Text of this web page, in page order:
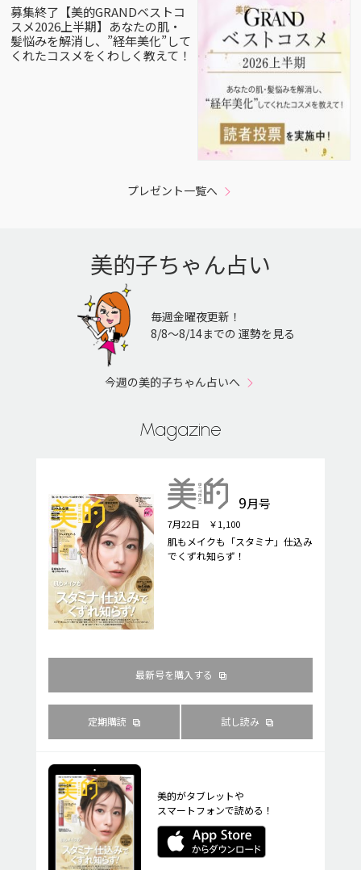
募集終了【美的GRANDベストコ
スメ2026上半期】あなたの肌・
髪悩みを解消し、”経年美化”して
くれたコスメをくわしく教えて！
プレゼント一覧へ
美的子ちゃん占い
毎週金曜夜更新！
8/8〜8/14までの 運勢を見る
今週の美的子ちゃん占いへ
Magazine
9月号
7月22日 ￥1,100
肌もメイクも「スタミナ」仕込み
でくずれ知らず！
最新号を購入する
定期購読 試し読み
美的がタブレットや
スマートフォンで読める！